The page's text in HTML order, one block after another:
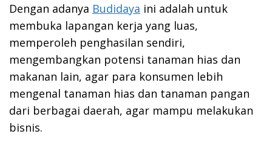
Dengan adanya Budidaya ini adalah untuk
membuka lapangan kerja yang luas,
memperoleh penghasilan sendiri,
mengembangkan potensi tanaman hias dan
makanan lain, agar para konsumen lebih
mengenal tanaman hias dan tanaman pangan
dari berbagai daerah, agar mampu melakukan
bisnis.